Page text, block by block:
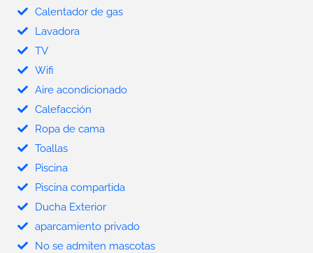
Calentador de gas
Lavadora
TV
Wifi
Aire acondicionado
Calefacción
Ropa de cama
Toallas
Piscina
Piscina compartida
Ducha Exterior
aparcamiento privado
No se admiten mascotas